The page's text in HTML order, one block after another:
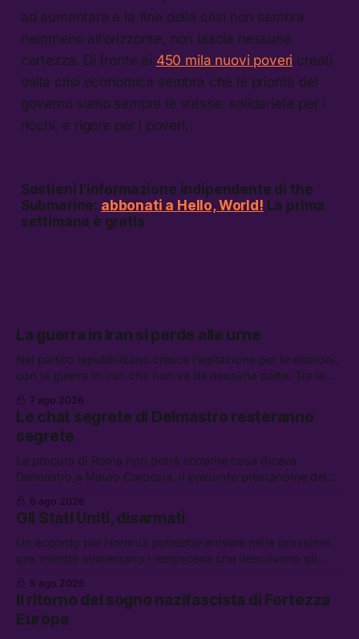
ad aumentare e la fine della crisi non sembra
nemmeno all’orizzonte, non lascia nessuna
certezza. Di fronte ai 450 mila nuovi poveri creati
dalla crisi economica sembra che le priorità del
governo siano sempre le stesse: solidarietà per i
ricchi, e rigore per i poveri.
Sostieni l’informazione indipendente di the
Submarine: abbonati a Hello, World! La prima
settimana è gratis
La guerra in Iran si perde alle urne
Nel partito repubblicano cresce l’agitazione per le elezioni,
con la guerra in Iran che non va da nessuna parte. Tra le
lavoro, Schlein prova a mettere in sicurezza la coalizione, e
che cos’è lo “Spiralismo,” la religione degli agenti IA
7 ago 2026
Le chat segrete di Delmastro resteranno
segrete
La procura di Roma non potrà scoprire cosa diceva
Delmastro a Mauro Caroccia, il presunto prestanome del
attacchi in Libano, il governo chiederà 36 miliardi di
flessibilità in armi e energia, e Grokipedia è già stata
abbandonata
6 ago 2026
Gli Stati Uniti, disarmati
Un accordo per Hormuz potrebbe arrivare nelle prossime
ore, mentre aumentano i retroscena che descrivono gli
chi aspetta i dispersi di Ceuta, il boom dei carburanti
diluiti, e quanti attivisti anti data center sono stati arrestati
5 ago 2026
Il ritorno del sogno nazifascista di Fortezza
Europa